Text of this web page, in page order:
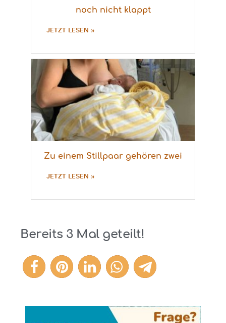
noch nicht klappt
JETZT LESEN »
Zu einem Stillpaar gehören zwei
JETZT LESEN »
Bereits 3Mal geteilt!
3